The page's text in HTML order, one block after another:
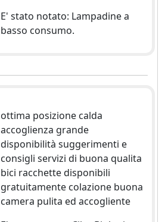
E' stato notato: Lampadine a
basso consumo.
ottima posizione calda
accoglienza grande
disponibilità suggerimenti e
consigli servizi di buona qualita
bici racchette disponibili
gratuitamente colazione buona
camera pulita ed accogliente